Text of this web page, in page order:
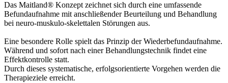
Das Maitland® Konzept zeichnet sich durch eine umfassende
Befundaufnahme mit anschließender Beurteilung und Behandlung
bei neuro-muskulo-skelettalen Störungen aus.
Eine besondere Rolle spielt das Prinzip der Wiederbefundaufnahme.
Während und sofort nach einer Behandlungstechnik findet eine
Effektkontrolle statt.
Durch dieses systematische, erfolgsorientierte Vorgehen werden die
Therapieziele erreicht.